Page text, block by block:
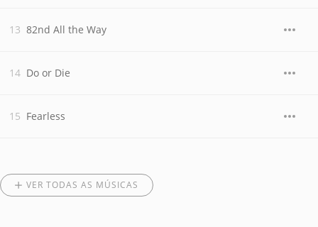
82nd All the Way
Do or Die
Fearless
VER TODAS AS MÚSICAS